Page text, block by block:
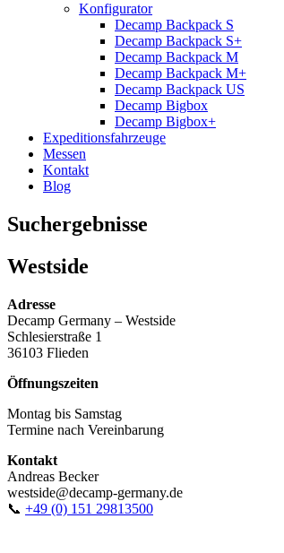
Konfigurator
Decamp Backpack S
Decamp Backpack S+
Decamp Backpack M
Decamp Backpack M+
Decamp Backpack US
Decamp Bigbox
Decamp Bigbox+
Expeditionsfahrzeuge
Messen
Kontakt
Blog
Suchergebnisse
Westside
Adresse
Decamp Germany – Westside
Schlesierstraße 1
36103 Flieden
Öffnungszeiten
Montag bis Samstag
Termine nach Vereinbarung
Kontakt
Andreas Becker
westside@decamp-germany.de
📞 +49 (0) 151 29813500